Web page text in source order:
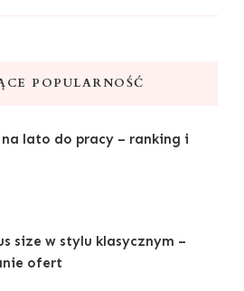
POPULARNOŚĆ
na lato do pracy – ranking i
size w stylu klasycznym –
ofert